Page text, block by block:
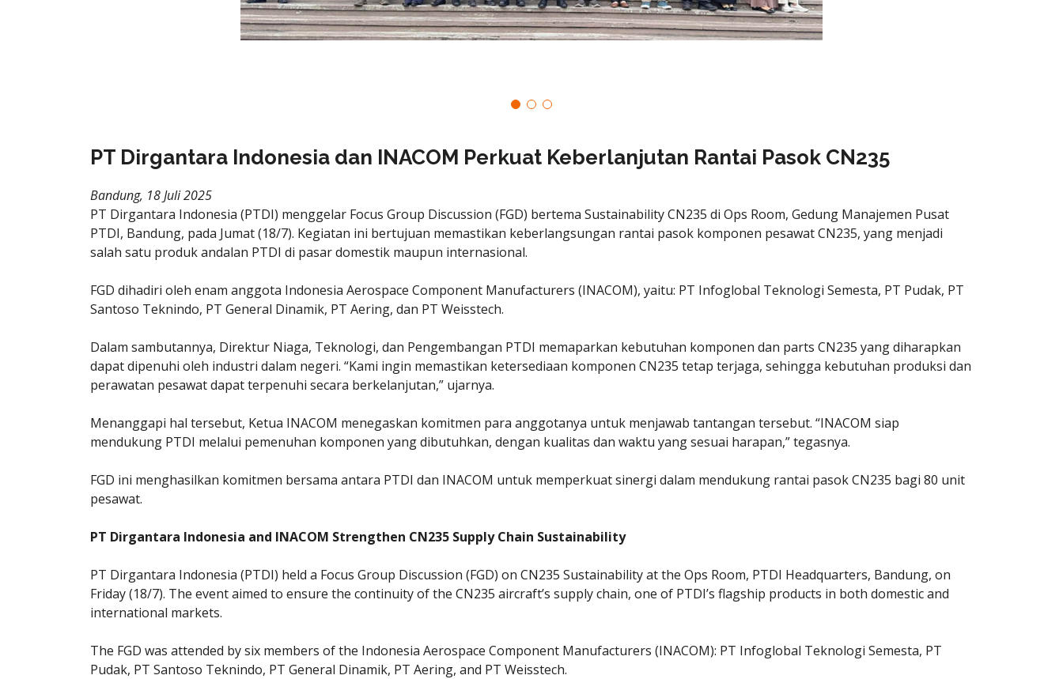
PT Dirgantara Indonesia dan INACOM Perkuat Keberlanjutan Rantai Pasok CN235
Bandung, 18 Juli 2025
PT Dirgantara Indonesia (PTDI) menggelar Focus Group Discussion (FGD) bertema Sustainability CN235 di Ops Room, Gedung Manajemen Pusat
PTDI, Bandung, pada Jumat (18/7). Kegiatan ini bertujuan memastikan keberlangsungan rantai pasok komponen pesawat CN235, yang menjadi
salah satu produk andalan PTDI di pasar domestik maupun internasional.
FGD dihadiri oleh enam anggota Indonesia Aerospace Component Manufacturers (INACOM), yaitu: PT Infoglobal Teknologi Semesta, PT Pudak, PT
Santoso Teknindo, PT General Dinamik, PT Aering, dan PT Weisstech.
Dalam sambutannya, Direktur Niaga, Teknologi, dan Pengembangan PTDI memaparkan kebutuhan komponen dan parts CN235 yang diharapkan
dapat dipenuhi oleh industri dalam negeri. “Kami ingin memastikan ketersediaan komponen CN235 tetap terjaga, sehingga kebutuhan produksi dan
perawatan pesawat dapat terpenuhi secara berkelanjutan,” ujarnya.
Menanggapi hal tersebut, Ketua INACOM menegaskan komitmen para anggotanya untuk menjawab tantangan tersebut. “INACOM siap
mendukung PTDI melalui pemenuhan komponen yang dibutuhkan, dengan kualitas dan waktu yang sesuai harapan,” tegasnya.
FGD ini menghasilkan komitmen bersama antara PTDI dan INACOM untuk memperkuat sinergi dalam mendukung rantai pasok CN235 bagi 80 unit
pesawat.
PT Dirgantara Indonesia and INACOM Strengthen CN235 Supply Chain Sustainability
PT Dirgantara Indonesia (PTDI) held a Focus Group Discussion (FGD) on CN235 Sustainability at the Ops Room, PTDI Headquarters, Bandung, on
Friday (18/7). The event aimed to ensure the continuity of the CN235 aircraft’s supply chain, one of PTDI’s flagship products in both domestic and
international markets.
The FGD was attended by six members of the Indonesia Aerospace Component Manufacturers (INACOM): PT Infoglobal Teknologi Semesta, PT
Pudak, PT Santoso Teknindo, PT General Dinamik, PT Aering, and PT Weisstech.